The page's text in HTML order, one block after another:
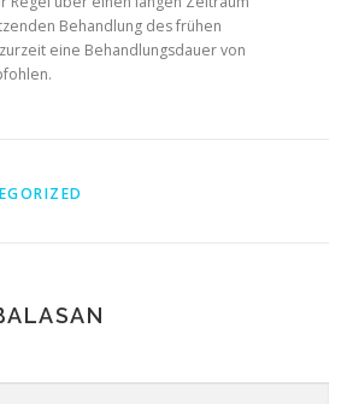
Behandlung des frühen
eine Behandlungsdauer von